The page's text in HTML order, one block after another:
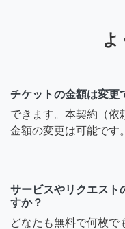
よ
チケットの金額は変更
できます。本契約（依
金額の変更は可能です。
サービスやリクエスト
すか？
どなたも無料で何枚で